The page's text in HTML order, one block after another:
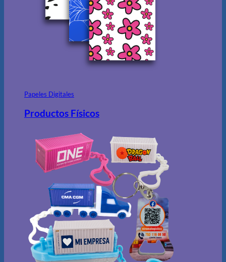
Papeles Digitales
Productos Físicos